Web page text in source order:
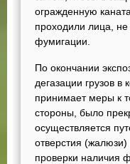
огражденную
проходили лица,
фумигации.
По окончании
дегазации грузов
принимает меры к
стороны, было
осуществляется
отверстия
проверки наличия